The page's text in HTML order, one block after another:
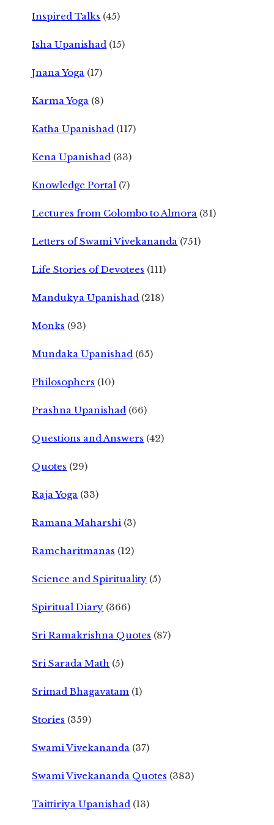
Inspired Talks (45)
Isha Upanishad (15)
Jnana Yoga (17)
Karma Yoga (8)
Katha Upanishad (117)
Kena Upanishad (33)
Knowledge Portal (7)
Lectures from Colombo to Almora (31)
Letters of Swami Vivekananda (751)
Life Stories of Devotees (111)
Mandukya Upanishad (218)
Monks (93)
Mundaka Upanishad (65)
Philosophers (10)
Prashna Upanishad (66)
Questions and Answers (42)
Quotes (29)
Raja Yoga (33)
Ramana Maharshi (3)
Ramcharitmanas (12)
Science and Spirituality (5)
Spiritual Diary (366)
Sri Ramakrishna Quotes (87)
Sri Sarada Math (5)
Srimad Bhagavatam (1)
Stories (359)
Swami Vivekananda (37)
Swami Vivekananda Quotes (383)
Taittiriya Upanishad (13)